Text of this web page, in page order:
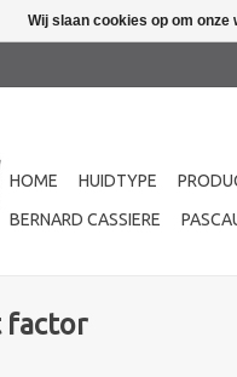
HOME HUIDTYPE
BERNARD CASSIERE
factor
Wij slaan cookies op om